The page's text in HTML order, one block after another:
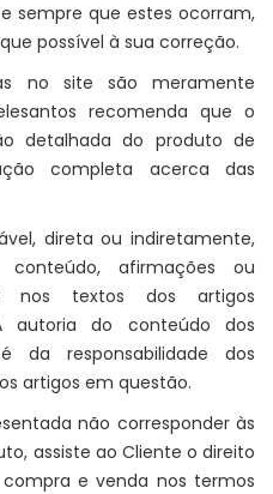
sempre que estes ocorram,
possível à sua correção.
no site são meramente
recomenda que o
detalhada do produto de
completa acerca das
direta ou indiretamente,
afirmações ou
nos textos dos artigos
autoria do conteúdo dos
da responsabilidade dos
artigos em questão.
não corresponder às
assiste ao Cliente o direito
e venda nos termos